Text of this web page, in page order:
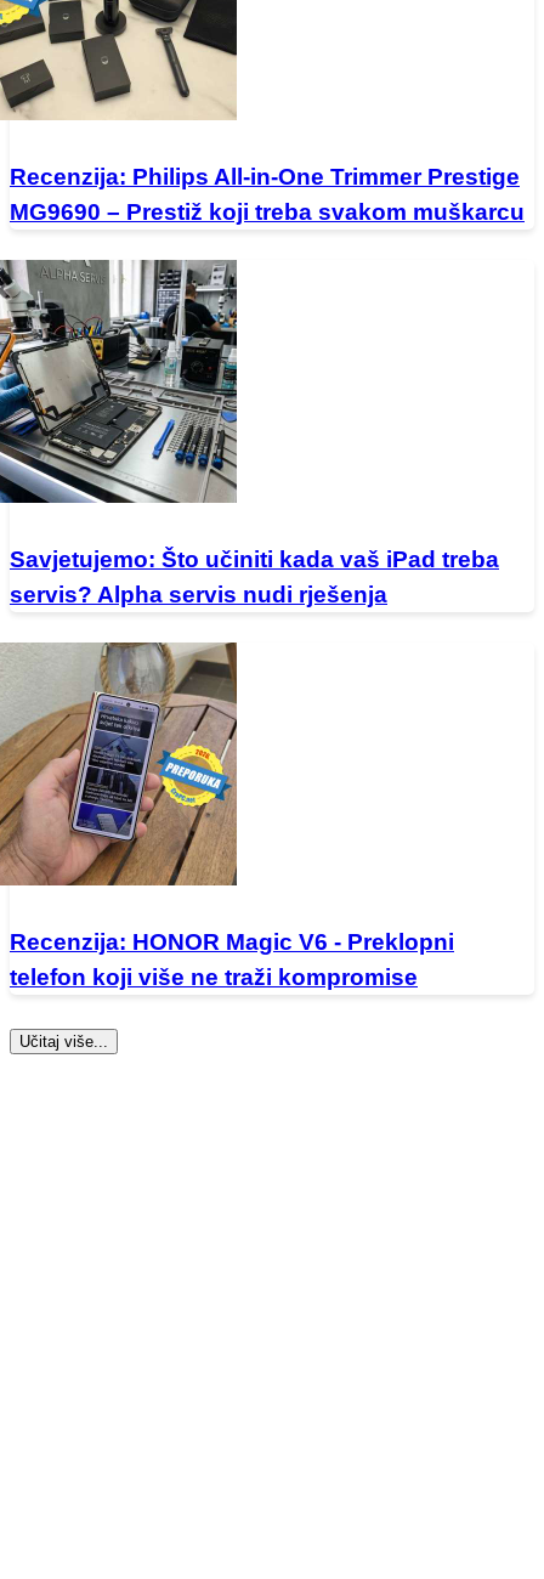
Recenzija: Philips All-in-One Trimmer Prestige
MG9690 – Prestiž koji treba svakom muškarcu
Savjetujemo: Što učiniti kada vaš iPad treba
servis? Alpha servis nudi rješenja
Recenzija: HONOR Magic V6 - Preklopni
telefon koji više ne traži kompromise
Učitaj više...